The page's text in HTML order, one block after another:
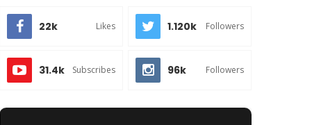
22k Likes 1.120k Followers
31.4k Subscribes 96k Followers